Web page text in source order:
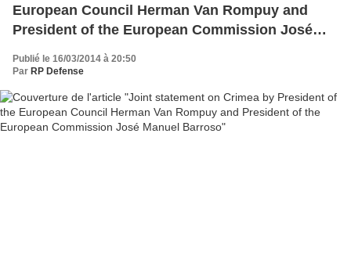
European Council Herman Van Rompuy and
President of the European Commission José
Manuel Barroso
Publié le 16/03/2014 à 20:50
Par RP Defense